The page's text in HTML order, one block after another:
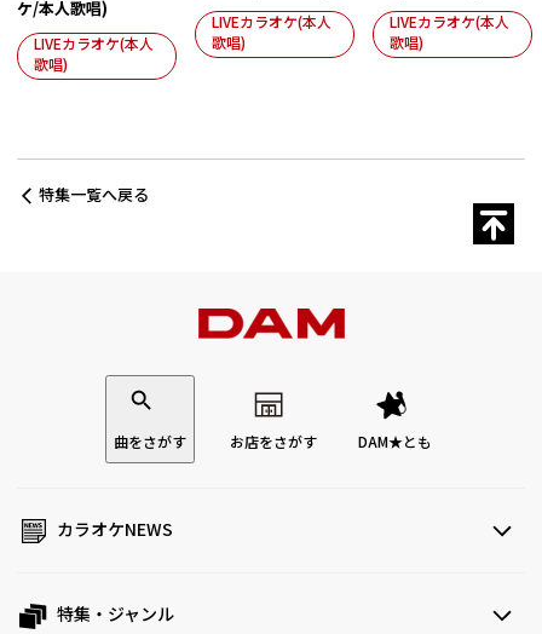
ケ/本人歌唱)
LIVEカラオケ(本人
歌唱)
LIVEカラオケ(本人
歌唱)
LIVEカラオケ(本人
歌唱)
特集一覧へ戻る
曲をさがす お店をさがす DAM★とも
カラオケNEWS
特集・ジャンル